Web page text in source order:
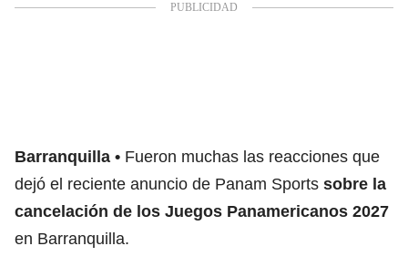
Barranquilla
Fueron muchas las reacciones que
dejó el reciente anuncio de Panam Sports sobre la
cancelación de los Juegos Panamericanos 2027
en Barranquilla.